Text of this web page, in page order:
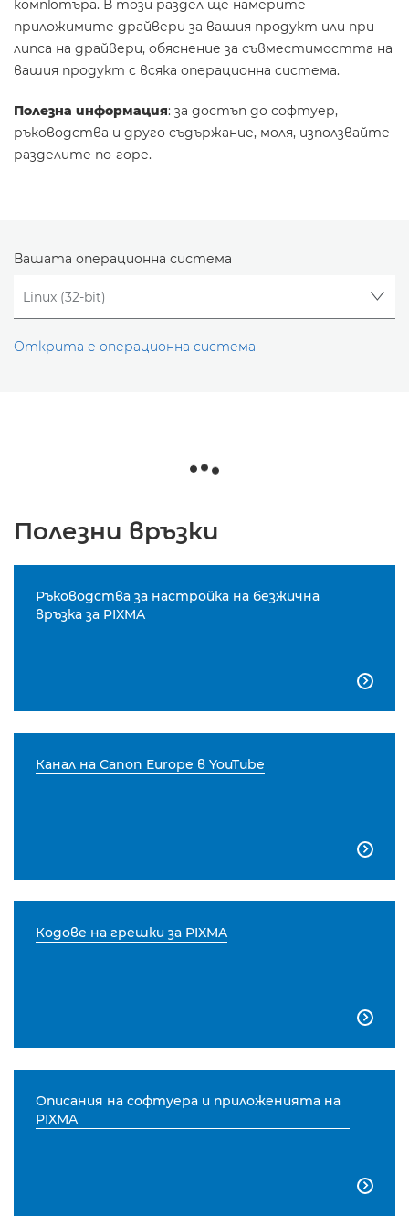
компютъра. В този раздел ще намерите
приложимите драйвери за вашия продукт или при
липса на драйвери, обяснение за съвместимостта на
вашия продукт с всяка операционна система.
Полезна информация: за достъп до софтуер,
ръководства и друго съдържание, моля, използвайте
разделите по-горе.
Вашата операционна система
Открита е операционна система
Полезни връзки
Ръководства за настройка на безжична
връзка за PIXMA

Канал на Canon Europe в YouTube

Кодове на грешки за PIXMA

Описания на софтуера и приложенията на
PIXMA
